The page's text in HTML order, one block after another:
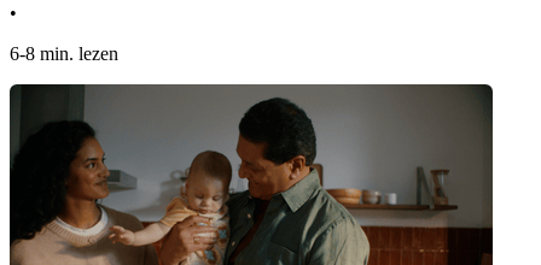
•
6-8 min. lezen